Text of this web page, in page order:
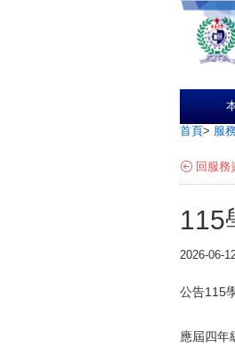
首頁> 服
回服務
115
2026-06-
公告115
應屆四年